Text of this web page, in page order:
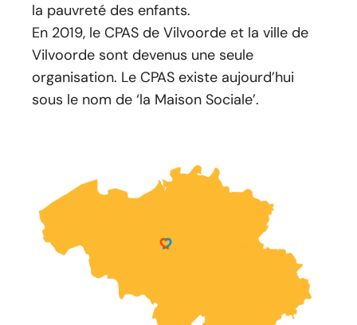
la pauvreté des enfants.
En 2019, le CPAS de Vilvoorde et la ville de
Vilvoorde sont devenus une seule
organisation. Le CPAS existe aujourd’hui
sous le nom de ‘la Maison Sociale’.